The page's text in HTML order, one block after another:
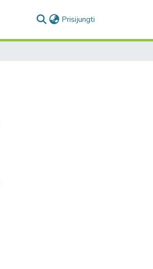
Prisijungti